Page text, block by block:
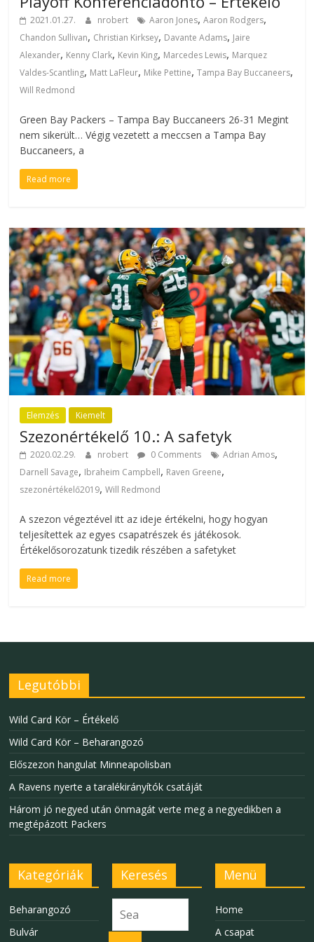
2021.01.27. nrobert Aaron Jones,Aaron Rodgers,
Chandon Sullivan, Christian Kirksey, Davante Adams, Jaire
Alexander, Kenny Clark, Kevin King, Marcedes Lewis, Marquez
Valdes-Scantling, Matt LaFleur, Mike Pettine,Tampa Bay Buccaneers,
Will Redmond
Green Bay Packers – Tampa Bay Buccaneers 26-31 Megint
nem sikerült… Végig vezetett a meccsen a Tampa Bay
Buccaneers, a
Read more
Elemzés Kiemelt
Szezonértékelő 10.: A safetyk
2020.02.29. nrobert 0 Comments Adrian Amos,
Darnell Savage, Ibraheim Campbell, Raven Greene,
szezonértékelő2019,Will Redmond
A szezon végeztével itt az ideje értékelni, hogy hogyan
teljesítettek az egyes csapatrészek és játékosok.
Értékelősorozatunk tizedik részében a safetyket
Read more
Legutóbbi
Wild Card Kör – Értékelő
Wild Card Kör – Beharangozó
Előszezon hangulat Minneapolisban
A Ravens nyerte a taralékirányítók csatáját
Három jó negyed után önmagát verte meg a negyedikben a
megtépázott Packers
Kategóriák
Beharangozó
Bulvár
Keresés Menü
Home
A csapat